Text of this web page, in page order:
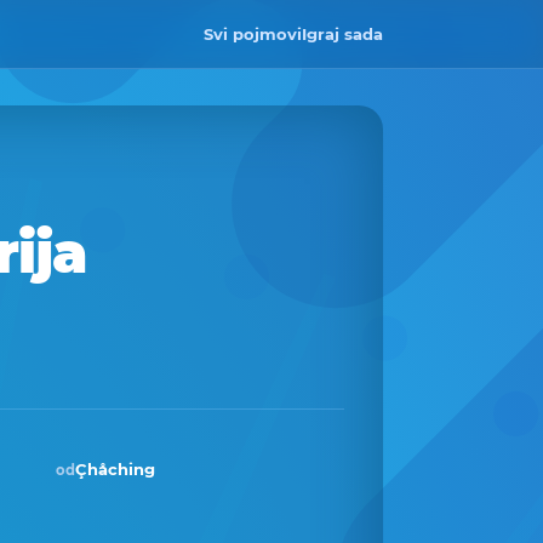
Svi pojmoviIgraj sada
odÇhåching